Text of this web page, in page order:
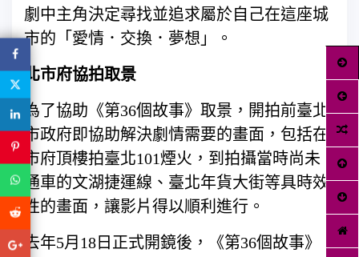
劇中主角決定尋找並追求屬於自己在這座城
市的「愛情．交換．夢想」。
北市府協拍取景
為了協助《第36個故事》取景，開拍前臺北
市政府即協助解決劇情需要的畫面，包括在
市府頂樓拍臺北101煙火，到拍攝當時尚未
通車的文湖捷運線、臺北年貨大街等具時效
性的畫面，讓影片得以順利進行。
去年5月18日正式開鏡後，《第36個故事》